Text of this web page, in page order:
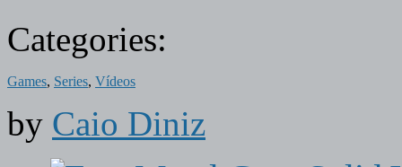
Categories:
Games, Series, Vídeos
by Caio Diniz